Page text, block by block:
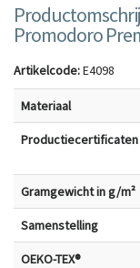
Promodoro
Artikelcode:E4098
Materiaal
Productiecertificaten
Gramgewicht in g/m²
Samenstelling
OEKO-TEX®